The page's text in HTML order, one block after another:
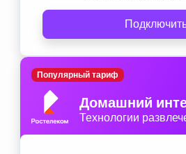
Домашний
Технологии
Популярный тариф